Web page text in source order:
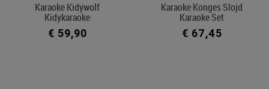
Karaoke Kidywolf
Kidykaraoke
€ 59,90
Karaoke Konges Slojd
Karaoke Set
€ 67,45